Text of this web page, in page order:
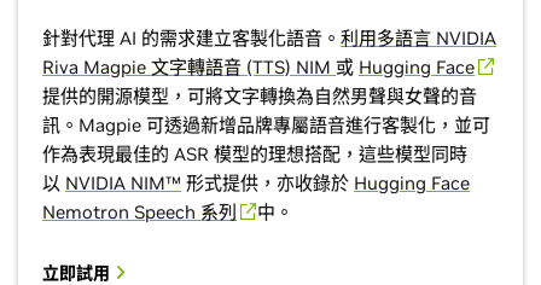
針對代理 AI 的需求建立客製化語音。 利用多語言 NVIDIA
Riva Magpie 文字轉語音 (TTS) NIM 或 Hugging Face
提供的開源模型，可將文字轉換為自然男聲與女聲的音
訊。Magpie 可透過新增品牌專屬語音進行客製化，並可
作為表現最佳的 ASR 模型的理想搭配，這些模型同時
以 NVIDIA NIM™ 形式提供，亦收錄於 Hugging Face
Nemotron Speech 系列
中。
立即試用